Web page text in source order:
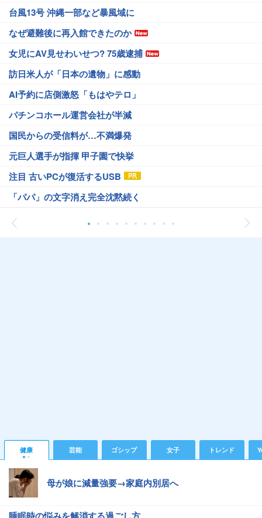
台風13号 沖縄一部など暴風域に
なぜ避難後に再入館できたのか
女児にAV見せわいせつ? 75歳逮捕
訪日米人が「日本の遺物」に感動
AI予約に店側激怒「もはやテロ」
パチンコホール運営会社が半減
国民からの受信料が…不満爆発
元巨人選手が指揮 甲子園で快挙
注目 古いPCが復活するUSB
「パパ」の文字消え完全沈黙続く
健康 芸能 ゴシップ 女子 トレンド
母が娘に減量強要→家庭内別居へ